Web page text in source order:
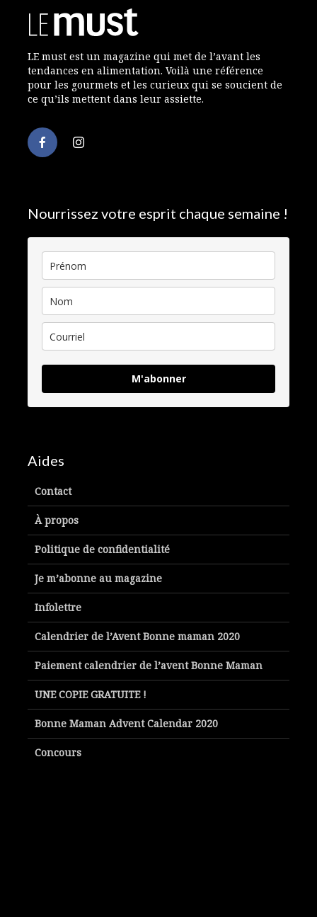
LE must est un magazine qui met de l’avant les
tendances en alimentation. Voilà une référence
pour les gourmets et les curieux qui se soucient de
ce qu’ils mettent dans leur assiette.
Nourrissez votre esprit chaque semaine !
M'abonner
Aides
Contact
À propos
Politique de confidentialité
Je m’abonne au magazine
Infolettre
Calendrier de l’Avent Bonne maman 2020
Paiement calendrier de l’avent Bonne Maman
UNE COPIE GRATUITE !
Bonne Maman Advent Calendar 2020
Concours